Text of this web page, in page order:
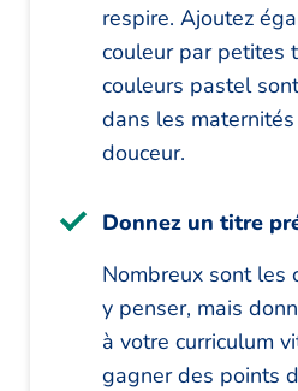
respire. Ajoutez
couleur par petites
couleurs pastel
dans les
douceur.
Donnez un titre
Nombreux sont les
y penser, mais
à votre curriculum
gagner des points